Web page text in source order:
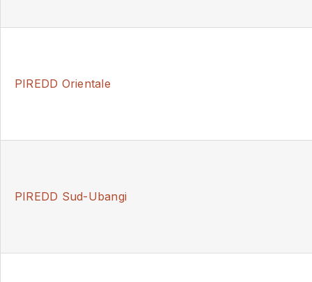
PIREDD Orientale
PIREDD Sud-Ubangi